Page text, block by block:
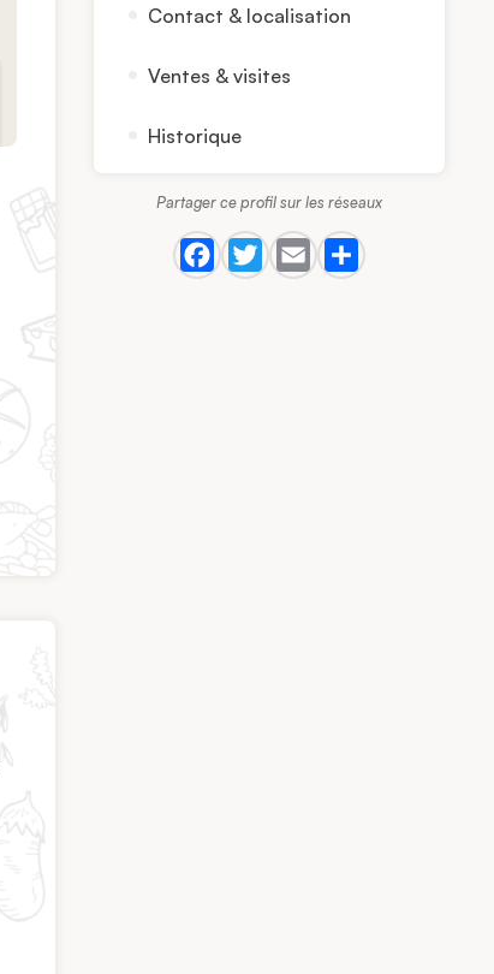
Contact & localisation
Ventes & visites
Historique
Partager ce profil sur les réseaux